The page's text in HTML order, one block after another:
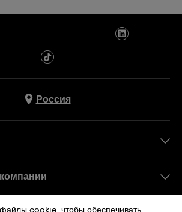
Россия
cookie, чтобы обеспечивать